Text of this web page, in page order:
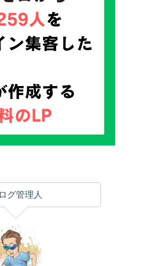
グ管理人